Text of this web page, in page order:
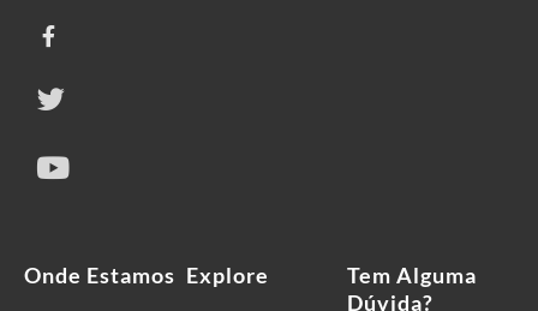
Onde Estamos Explore
Tem Alguma
Dúvida?